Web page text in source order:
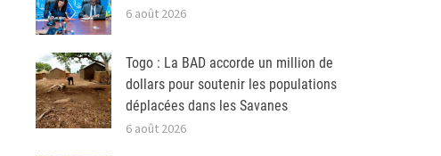
6 août 2026
Togo : La BAD accorde un million de
dollars pour soutenir les populations
déplacées dans les Savanes
6 août 2026